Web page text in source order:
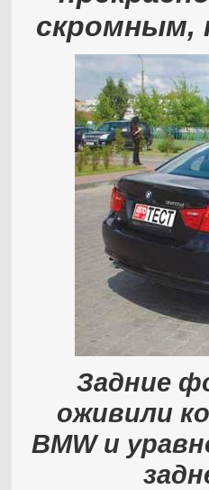
скромным,
Задние
оживили
BMW и